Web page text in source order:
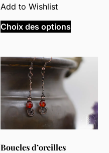
19,00 €
à
Add to Wishlist
Choix des optionsproduit
Les
peuvent
être
choisies
Boucles d’oreilles